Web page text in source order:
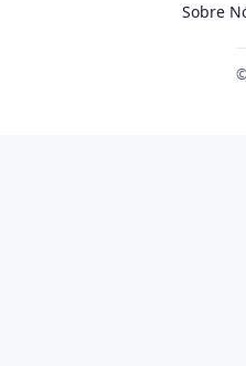
Sobre